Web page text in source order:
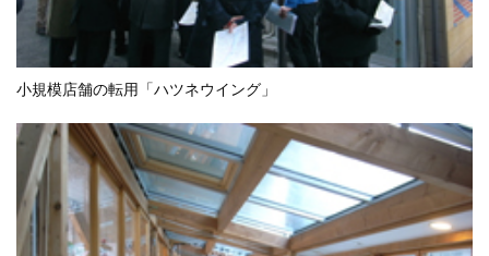
小規模店舗の転用「ハツネウイング」